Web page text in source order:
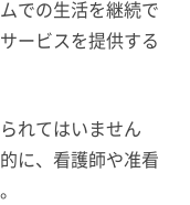
での生活を継続で
ービスを提供する
れてはいません
に、看護師や准看